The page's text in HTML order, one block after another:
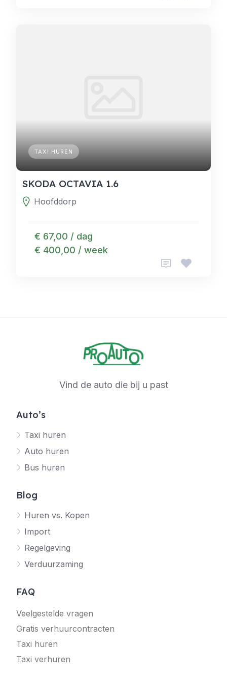
TAXI HUREN
SKODA OCTAVIA 1.6
Hoofddorp
€ 67,00 / dag
€ 400,00 / week
Vind de auto die bij u past
Auto’s
Taxi huren
Auto huren
Bus huren
Blog
Huren vs. Kopen
Import
Regelgeving
Verduurzaming
FAQ
Veelgestelde vragen
Gratis verhuurcontracten
Taxi huren
Taxi verhuren